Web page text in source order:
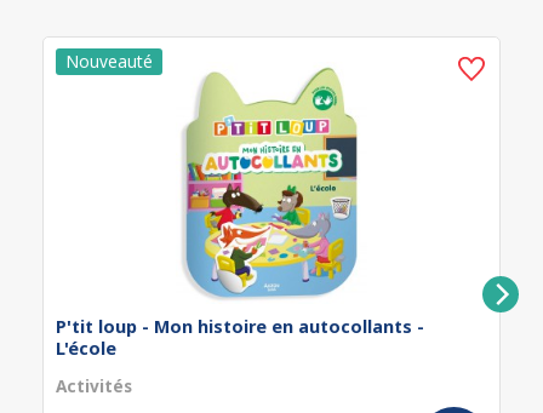
P'tit loup - Mon histoire en autocollants -
L'école
Activités